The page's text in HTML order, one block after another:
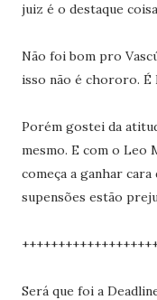
juiz é o destaque
Não foi bom pro
isso não é chororo. É
Porém gostei da
mesmo. E com o Leo
começa a ganhar
supensões estão
Será que foi a